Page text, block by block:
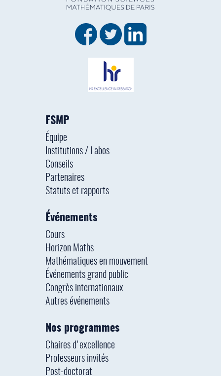
FSMP
Équipe
Institutions / Labos
Conseils
Partenaires
Statuts et rapports
Événements
Cours
Horizon Maths
Mathématiques en mouvement
Événements grand public
Congrès internationaux
Autres événements
Nos programmes
Chaires d'excellence
Professeurs invités
Post-doctorat